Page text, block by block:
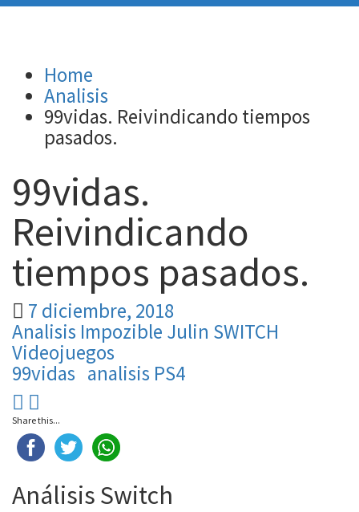
Home
Analisis
99vidas. Reivindicando tiempos
pasados.
99vidas.
Reivindicando
tiempos pasados.
7 diciembre, 2018
Analisis Impozible Julin SWITCH
Videojuegos
99vidas analisis PS4
Share this...
Análisis Switch